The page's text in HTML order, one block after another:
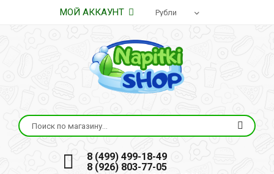
МОЙ АККАУНТ
8 (499) 499-18-49
8 (926) 803-77-05